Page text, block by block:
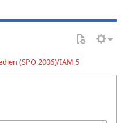
(SPO 2006)/IAM 5